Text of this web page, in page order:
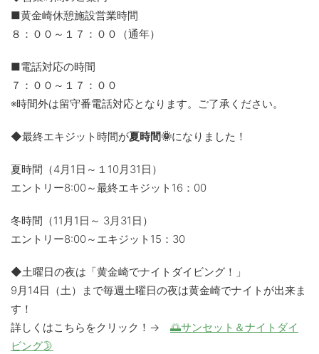
■黄金崎休憩施設営業時間
８：００～１７：００（通年）
■電話対応の時間
７：００～１７：００
※時間外は留守番電話対応となります。ご了承ください。
◆最終エキジット時間が夏時間🌞になりました！
夏時間（4月1日～１10月31日）
エントリー8:00～最終エキジット16：00
冬時間（11月1日～ 3月31日）
エントリー8:00～エキジット15：30
◆土曜日の夜は「黄金崎でナイトダイビング！」
9月14日（土）まで毎週土曜日の夜は黄金崎でナイトが出来ま
す！
詳しくはこちらをクリック！→ 🌅サンセット＆ナイトダイ
ビング🌛